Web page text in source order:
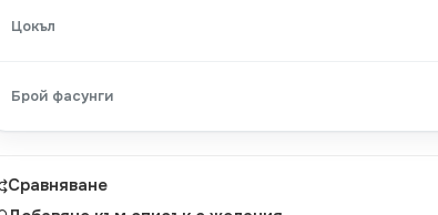
Цокъл
Брой фасунги
Сравняване